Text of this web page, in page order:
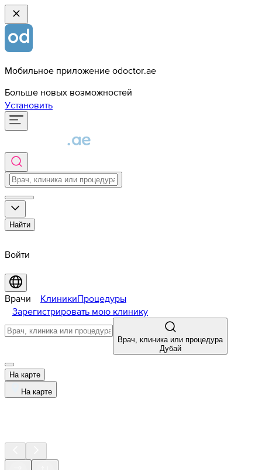
Мобильное приложение odoctor.ae
Больше новых возможностей
Установить
Найти
Войти
Врачи КлиникиПроцедуры
Зарегистрировать мою клинику
Врач, клиника или процедура
Дубай
На карте
На карте